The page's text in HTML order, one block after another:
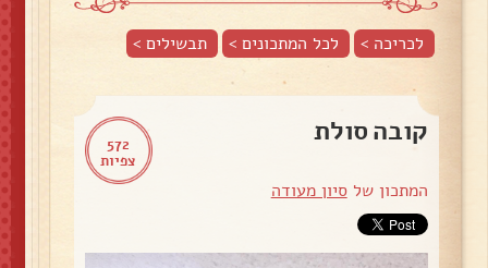
לכריכה > לכל המתכונים > תבשילים>
572
צפיות
קובה סולת
המתכון שלסיון מעודה